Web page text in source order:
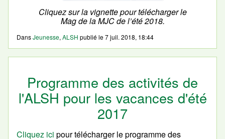
Cliquez sur la vignette pour télécharger le
Mag de la MJC de l’été 2018.
DansJeunesse, ALSH publié le7 juil. 2018, 18:44
Programme des activités de
l'ALSH pour les vacances d'été
2017
Cliquez ici pour télécharger le programme des